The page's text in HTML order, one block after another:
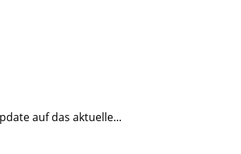
auf das aktuelle...